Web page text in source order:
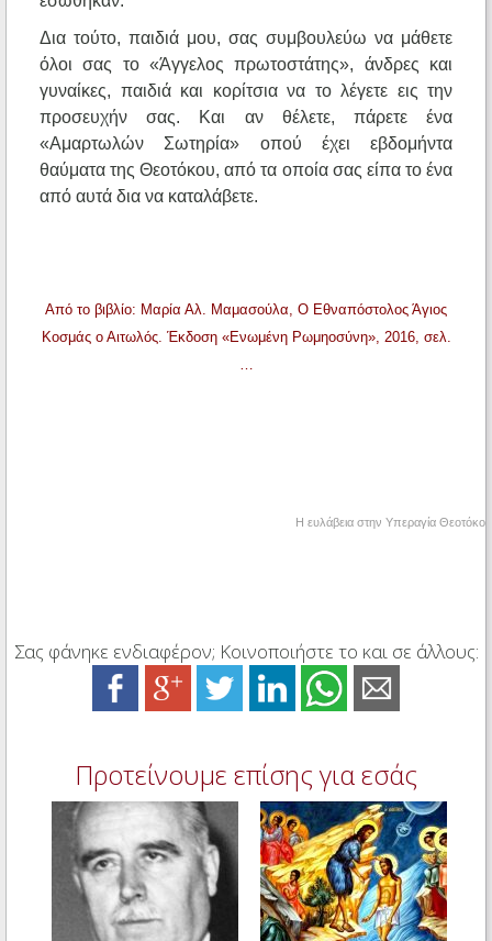
Δια τούτο, παιδιά μου, σας συμβουλεύω να μάθετε
όλοι σας το «Άγγελος πρωτοστάτης», άνδρες και
γυναίκες, παιδιά και κορίτσια να το λέγετε εις την
προσευχήν σας. Και αν θέλετε, πάρετε ένα
«Αμαρτωλών Σωτηρία» οπού έχει εβδομήντα
θαύματα της Θεοτόκου, από τα οποία σας είπα το ένα
από αυτά δια να καταλάβετε.
Από το βιβλίο: Μαρία Αλ. Μαμασούλα, Ο Εθναπόστολος Άγιος
Κοσμάς ο Αιτωλός. Έκδοση «Ενωμένη Ρωμηοσύνη», 2016, σελ.
Η ευλάβεια στην Υπεραγία Θεοτόκο
Σας φάνηκε ενδιαφέρον; Κοινοποιήστε το και σε άλλους:
Προτείνουμε επίσης για εσάς